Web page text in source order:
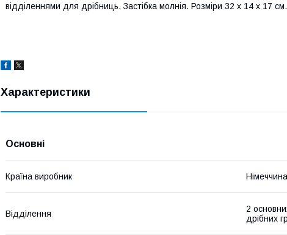
відділеннями для дрібниць. Застібка молнія. Розміри 32 х 14 х 17 см.
Характеристики
Основні
Країна виробник Німеччина
Відділення
2
дрібних